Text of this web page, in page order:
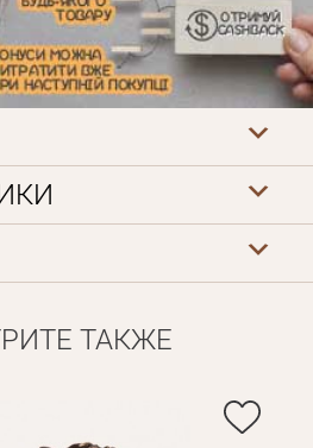
ТАКЖЕ
письмо с сылкой для